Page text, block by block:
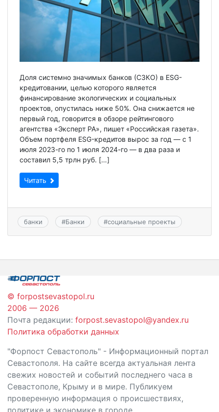
Доля системно значимых банков (СЗКО) в ESG-
кредитовании, целью которого является
финансирование экологических и социальных
проектов, опустилась ниже 50%. Она снижается не
первый год, говорится в обзоре рейтингового
агентства «Эксперт РА», пишет «Российская газета».
Объем портфеля ESG-кредитов вырос за год — с 1
июля 2023-го по 1 июля 2024-го — в два раза и
составил 5,5 трлн руб. […]
Читать
банки #Банки #социальные проекты
© forpostsevastopol.ru
2006 — 2026
Почта редакции: forpost.sevastopol@yandex.ru
Политика обработки данных
"Форпост Севастополь" - Информационный портал
Севастополя. На сайте всегда актуальная лента
свежих новостей и событий последнего часа в
Севастополе, Крыму и в мире. Публикуем
проверенную информация о происшествиях,